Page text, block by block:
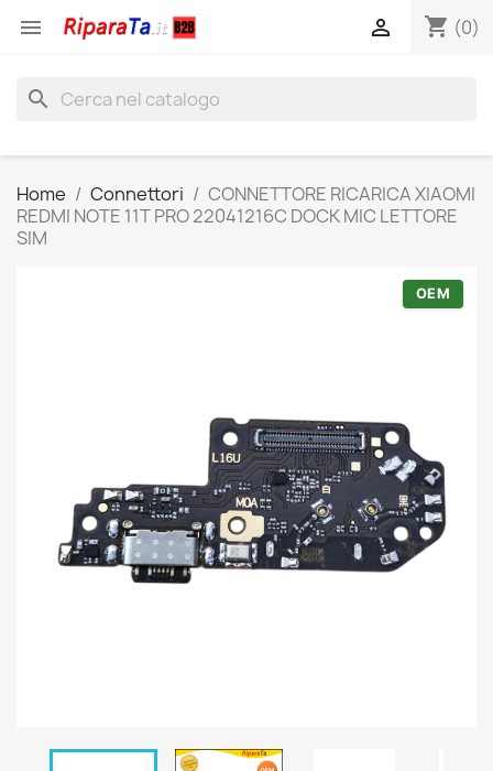
 shopping_cart (0)

search
Home Connettori
CONNETTORE RICARICA XIAOMI
REDMI NOTE 11T PRO 22041216C DOCK MIC LETTORE
SIM
OEM